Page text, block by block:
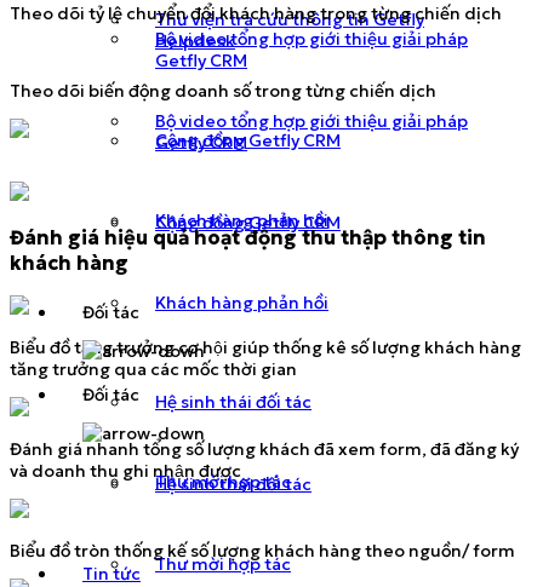
Bộ video tổng hợp giới thiệu giải pháp
Getfly CRM
Cộng đồng Getfly CRM
Khách hàng phản hồi
Đối tác
Hệ sinh thái đối tác
Thư mời hợp tác
Tin tức
Thư viện tra cứu thông tin Getfly
Helpdesk
Bộ video tổng hợp giới thiệu giải pháp
Getfly CRM
Cộng đồng Getfly CRM
Khách hàng phản hồi
Đối tác
Hệ sinh thái đối tác
Thư mời hợp tác
Theo dõi tỷ lệ chuyển đổi khách hàng trong từng chiến dịch
Theo dõi biến động doanh số trong từng chiến dịch
Đánh giá hiệu quả hoạt động thu thập thông tin
khách hàng
Biểu đồ tăng trưởng cơ hội giúp thống kê số lượng khách hàng
tăng trưởng qua các mốc thời gian
Đánh giá nhanh tổng số lượng khách đã xem form, đã đăng ký
và doanh thu ghi nhận được
Biểu đồ tròn thống kế số lượng khách hàng theo nguồn/ form